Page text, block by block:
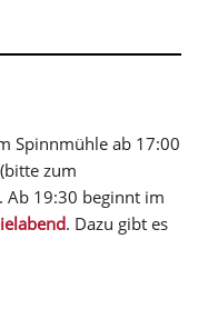
Spinnmühle ab 17:00
zum
Ab 19:30 beginnt im
. Dazu gibt es